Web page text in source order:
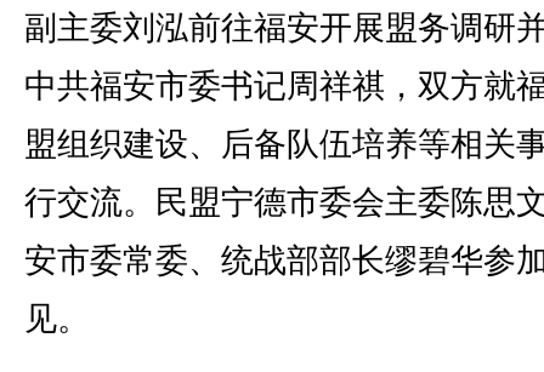
副主委刘泓前往福安开展盟务调研
中共福安市委书记周祥祺，双方就
盟组织建设、后备队伍培养等相关
行交流。民盟宁德市委会主委陈思
安市委常委、统战部部长缪碧华参
见。